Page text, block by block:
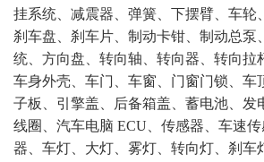
挂系统、减震器、弹簧、下摆臂、车轮
刹车盘、刹车片、制动卡钳、制动总泵
统、方向盘、转向轴、转向器、转向拉
车身外壳、车门、车窗、门窗门锁、车
子板、引擎盖、后备箱盖、蓄电池、发
线圈、汽车电脑 ECU、传感器、车速
器、车灯、大灯、雾灯、转向灯、刹车